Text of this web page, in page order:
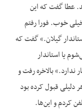
عطا گفت که این
خوب. فورا رفتم
گیلان.» گفت که
یا استاندار
بالاخره رفت و
دلیلی قبول کرده بود
کردم و این‌ها.